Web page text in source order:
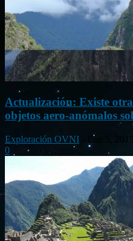
Actualización: Existe
objetos aero-anómalos
Exploración OVNI
Ene 5, 2015
0